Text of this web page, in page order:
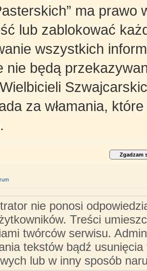
ma prawo
lub zablokować
wszystkich
nie będą
za włamania,
nie ponosi
Treści
twórców serwisu.
tekstów bądź
lub w inny sposób